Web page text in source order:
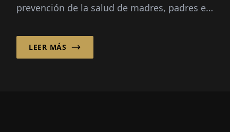
prevención de la salud de madres, padres e
dirección de Dr. ...
LEER MÁS